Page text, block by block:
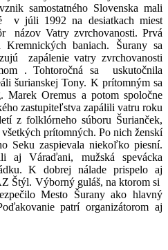
samostatného Slovenska mali
v júli 1992 na desiatkach miest
názov Vatry zvrchovanosti. Prvá
baniach. Šurany sa
zapálenie vatry zvrchovanosti
. Tohtoročná sa uskutočnila
šurianskej Tony. K prítomným sa
Marek Oremus a potom spoločne
zastupiteľstva zapálili vatru roku
z folklórneho súboru Šurianček,
prítomných. Po nich ženskí
Seku zaspievala niekoľko piesní.
aj Váraďani, mužská spevácka
K dobrej nálade prispelo aj
Štýl. Výborný guláš, na ktorom si
Mesto Šurany ako hlavný
patrí organizátorom aj